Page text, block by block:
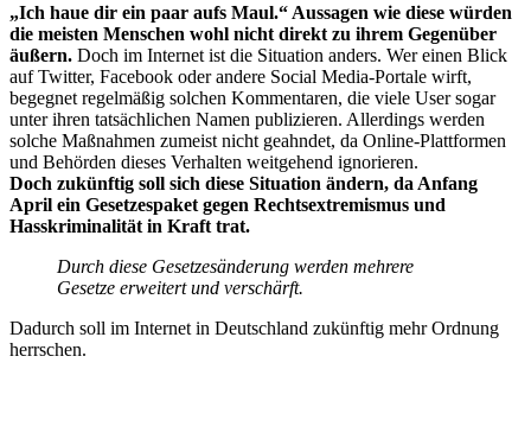
„Ich haue dir ein paar aufs Maul.“ Aussagen wie diese würden
die meisten Menschen wohl nicht direkt zu ihrem Gegenüber
äußern. Doch im Internet ist die Situation anders. Wer einen Blick
auf Twitter, Facebook oder andere Social Media-Portale wirft,
begegnet regelmäßig solchen Kommentaren, die viele User sogar
unter ihren tatsächlichen Namen publizieren. Allerdings werden
solche Maßnahmen zumeist nicht geahndet, da Online-Plattformen
und Behörden dieses Verhalten weitgehend ignorieren.
Doch zukünftig soll sich diese Situation ändern, da Anfang
April ein Gesetzespaket gegen Rechtsextremismus und
Hasskriminalität in Kraft trat.
Durch diese Gesetzesänderung werden mehrere
Gesetze erweitert und verschärft.
Dadurch soll im Internet in Deutschland zukünftig mehr Ordnung
herrschen.